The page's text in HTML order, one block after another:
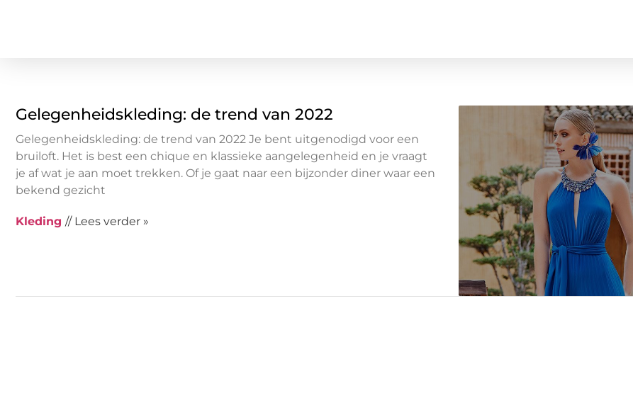
Gelegenheidskleding: de trend van 2022
Gelegenheidskleding: de trend van 2022 Je bent uitgenodigd voor een
bruiloft. Het is best een chique en klassieke aangelegenheid en je vraagt
je af wat je aan moet trekken. Of je gaat naar een bijzonder diner waar een
bekend gezicht
Kleding // Lees verder »